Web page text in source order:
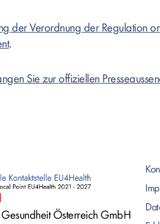
der Verordnung der Regulation
.
Sie zur offiziellen
Gesundheit Österreich GmbH